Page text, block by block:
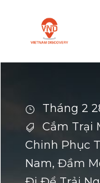
Tháng 2
Cắm Trại
Chinh Phục
Nam, Đầm